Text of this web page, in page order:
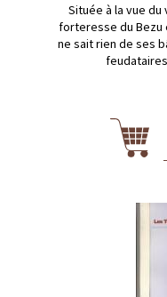
Située à la vue du
forteresse du Bezu
ne sait rien de ses